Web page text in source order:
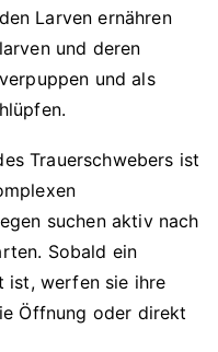
Larven ernähren
und deren
und als
Trauerschwebers ist
suchen aktiv nach
Sobald ein
ist, werfen sie ihre
Öffnung oder direkt